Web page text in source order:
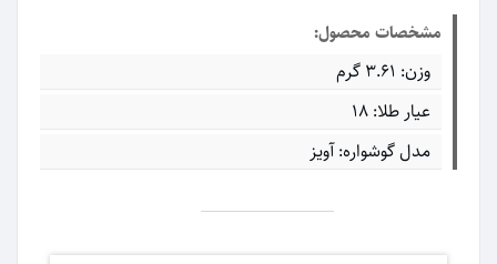
مشخصات محصول:
وزن: ۳.۶۱ گرم
عیار طلا: ۱۸
مدل گوشواره: آویز